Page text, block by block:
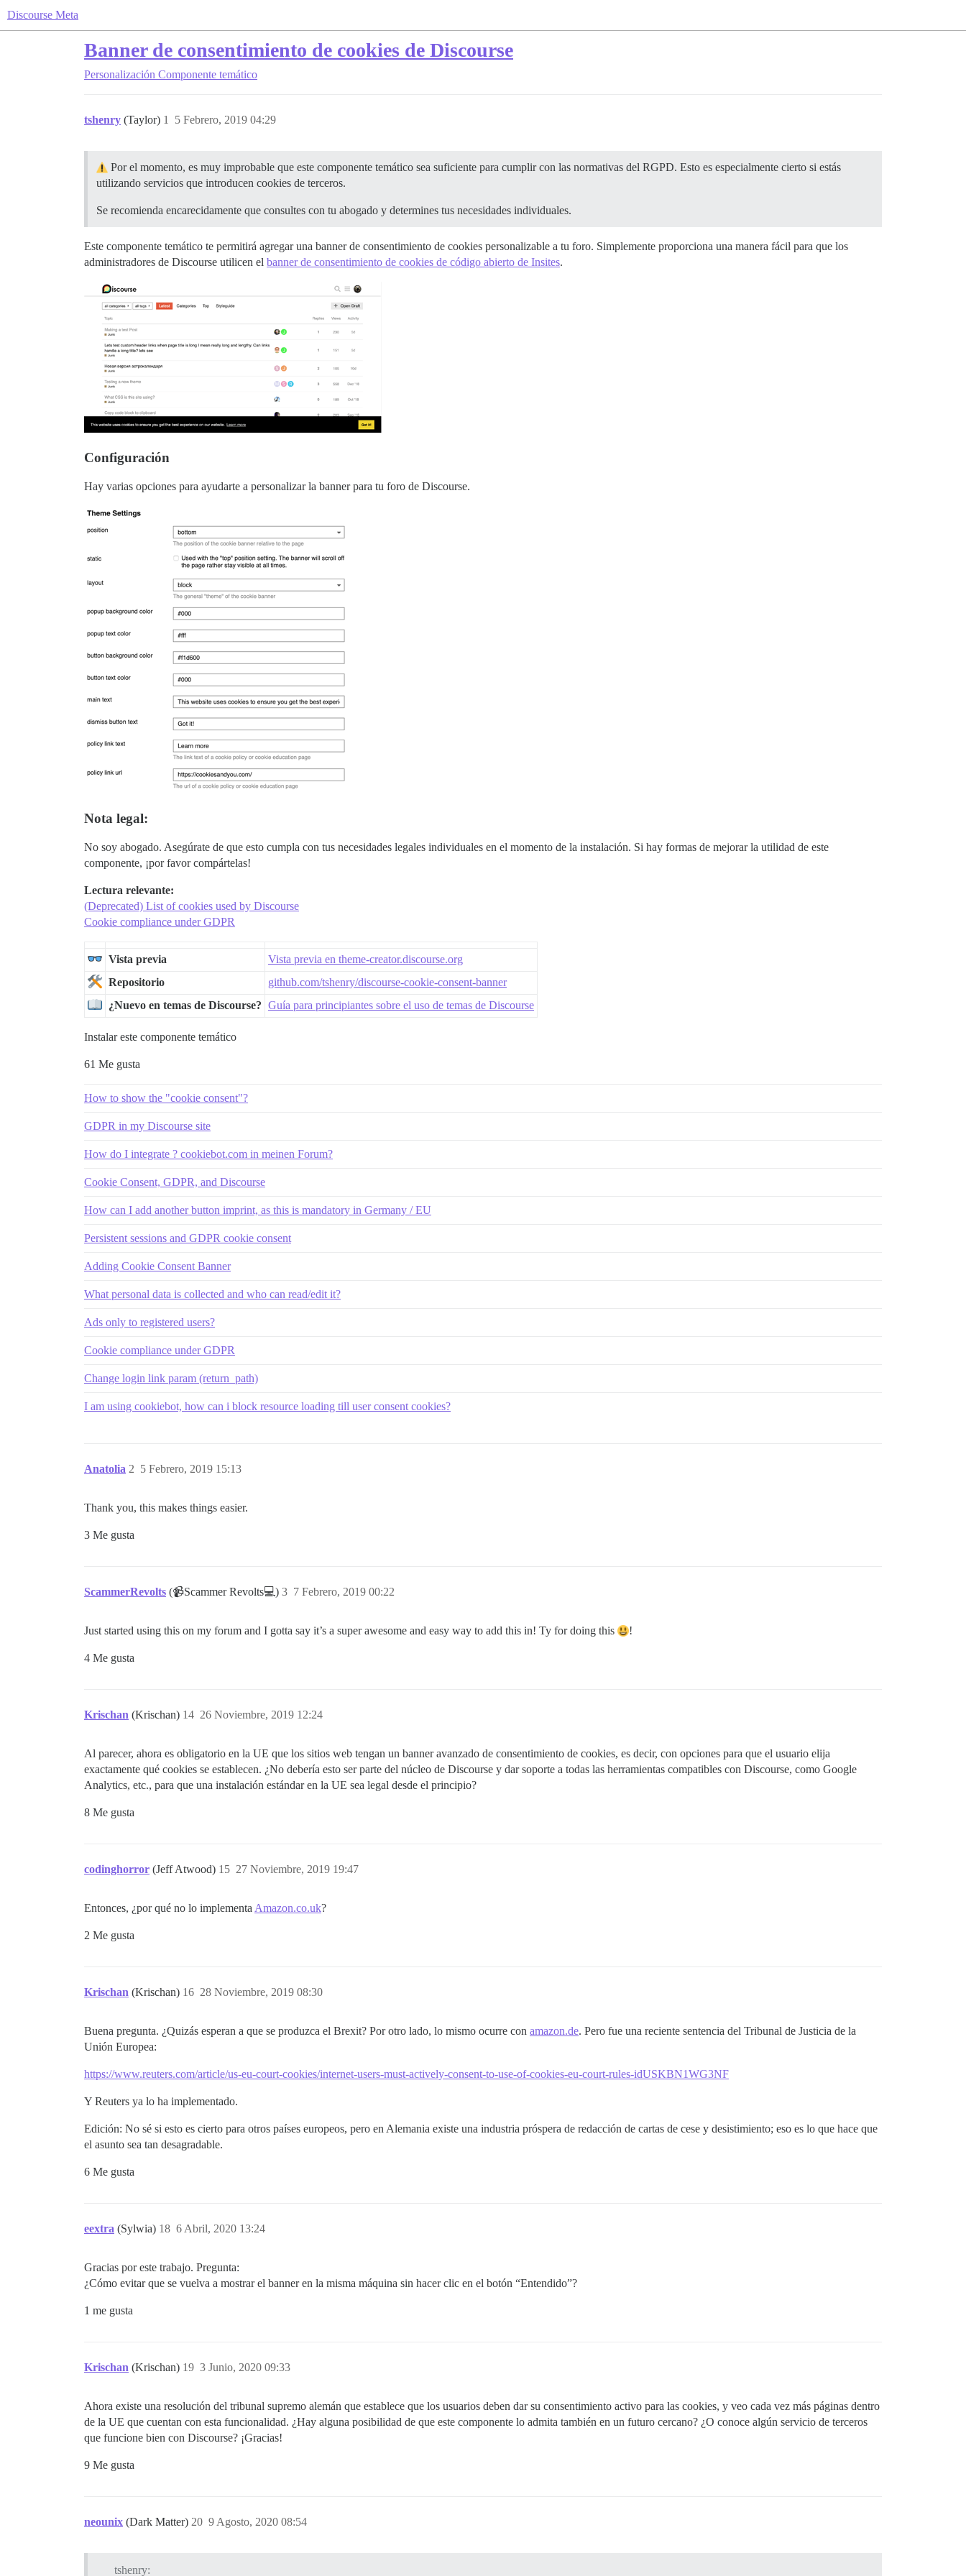
Discourse Meta
Banner de consentimiento de cookies de Discourse
Personalización Componente temático
tshenry (Taylor) 5 Febrero, 2019 04:29
1
Por el momento, es muy improbable que este componente temático sea suficiente para cumplir con las normativas del RGPD. Esto es especialmente cierto si estás
utilizando servicios que introducen cookies de terceros.
Se recomienda encarecidamente que consultes con tu abogado y determines tus necesidades individuales.
Este componente temático te permitirá agregar una banner de consentimiento de cookies personalizable a tu foro. Simplemente proporciona una manera fácil para que los
administradores de Discourse utilicen el banner de consentimiento de cookies de código abierto de Insites.
Configuración
Hay varias opciones para ayudarte a personalizar la banner para tu foro de Discourse.
Nota legal:
No soy abogado. Asegúrate de que esto cumpla con tus necesidades legales individuales en el momento de la instalación. Si hay formas de mejorar la utilidad de este
componente, ¡por favor compártelas!
Lectura relevante:
(Deprecated) List of cookies used by Discourse
Cookie compliance under GDPR
Vista previa
Vista previa en theme-creator.discourse.org
Repositorio
github.com/tshenry/discourse-cookie-consent-banner
¿Nuevo en temas de Discourse? Guía para principiantes sobre el uso de temas de Discourse
Instalar este componente temático
61 Me gusta
How to show the "cookie consent"?
GDPR in my Discourse site
How do I integrate ? cookiebot.com in meinen Forum?
Cookie Consent, GDPR, and Discourse
How can I add another button imprint, as this is mandatory in Germany / EU
Persistent sessions and GDPR cookie consent
Adding Cookie Consent Banner
What personal data is collected and who can read/edit it?
Ads only to registered users?
Cookie compliance under GDPR
Change login link param (return_path)
I am using cookiebot, how can i block resource loading till user consent cookies?
Anatolia 5 Febrero, 2019 15:13
2
Thank you, this makes things easier.
3 Me gusta
ScammerRevolts (📹Scammer Revolts💻) 7 Febrero, 2019 00:22
3
Just started using this on my forum and I gotta say it’s a super awesome and easy way to add this in! Ty for doing this !
4 Me gusta
Krischan (Krischan) 26 Noviembre, 2019 12:24
14
Al parecer, ahora es obligatorio en la UE que los sitios web tengan un banner avanzado de consentimiento de cookies, es decir, con opciones para que el usuario elija
exactamente qué cookies se establecen. ¿No debería esto ser parte del núcleo de Discourse y dar soporte a todas las herramientas compatibles con Discourse, como Google
Analytics, etc., para que una instalación estándar en la UE sea legal desde el principio?
8 Me gusta
codinghorror (Jeff Atwood) 27 Noviembre, 2019 19:47
15
Entonces, ¿por qué no lo implementa Amazon.co.uk?
2 Me gusta
Krischan (Krischan) 28 Noviembre, 2019 08:30
16
Buena pregunta. ¿Quizás esperan a que se produzca el Brexit? Por otro lado, lo mismo ocurre con amazon.de. Pero fue una reciente sentencia del Tribunal de Justicia de la
Unión Europea:
https://www.reuters.com/article/us-eu-court-cookies/internet-users-must-actively-consent-to-use-of-cookies-eu-court-rules-idUSKBN1WG3NF
Y Reuters ya lo ha implementado.
Edición: No sé si esto es cierto para otros países europeos, pero en Alemania existe una industria próspera de redacción de cartas de cese y desistimiento; eso es lo que hace que
el asunto sea tan desagradable.
6 Me gusta
eextra (Sylwia) 6 Abril, 2020 13:24
18
Gracias por este trabajo. Pregunta:
¿Cómo evitar que se vuelva a mostrar el banner en la misma máquina sin hacer clic en el botón “Entendido”?
1 me gusta
Krischan (Krischan) 3 Junio, 2020 09:33
19
Ahora existe una resolución del tribunal supremo alemán que establece que los usuarios deben dar su consentimiento activo para las cookies, y veo cada vez más páginas dentro
de la UE que cuentan con esta funcionalidad. ¿Hay alguna posibilidad de que este componente lo admita también en un futuro cercano? ¿O conoce algún servicio de terceros
que funcione bien con Discourse? ¡Gracias!
9 Me gusta
neounix (Dark Matter) 9 Agosto, 2020 08:54
20
tshenry: